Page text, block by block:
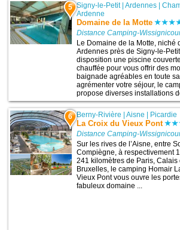
5 Signy-le-Petit|Ardennes |
Ardenne
Domaine de la Motte
Distance Camping-
Le Domaine de la Motte, niché
Ardennes près de Signy-le-
disposition une piscine
chauffée pour vous offrir des
baignade agréables en toute
agrémenter votre séjour, le
propose diverses installations
6 Berny-Rivière |Aisne | Picardie
La Croix du Vieux Pont
Distance Camping-
Sur les rives de l’Aisne, entre
Compiègne, à respectivement
241 kilomètres de Paris, Calais
Bruxelles, le camping Homair
Vieux Pont vous ouvre les
fabuleux domaine ...